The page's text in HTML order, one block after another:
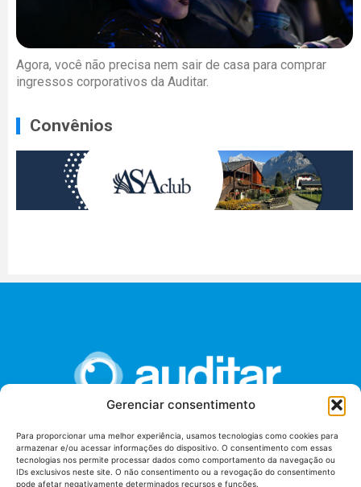
Gerenciar consentimento
Para proporcionar uma melhor experiência, usamos tecnologias como cookies para
armazenar e/ou acessar informações do dispositivo. O consentimento com essas
tecnologias nos permite processar dados como comportamento da navegação ou
IDs exclusivos neste site. O não consentimento ou a revogação do consentimento
pode afetar negativamente determinados recursos e funções.
Agora, você não precisa nem sair de casa para comprar
ingressos corporativos da Auditar.
Convênios
União dos Auditores Federais de Controle Externo -
AUDITAR